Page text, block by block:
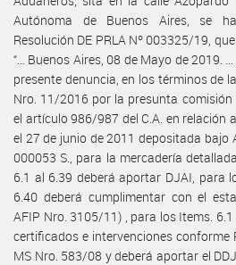
Autónoma de Buenos Aires, se
Resolución DE PRLA Nº 003325/19,
“… Buenos Aires, 08 de Mayo de 2019. …
presente denuncia, en los términos de
Nro. 11/2016 por la presunta
el artículo 986/987 del C.A. en relación
el 27 de junio de 2011 depositada bajo
000053 S., para la mercadería
6.1 al 6.39 deberá aportar DJAI, para
6.40 deberá cumplimentar con el
AFIP Nro. 3105/11) , para los Items.
certificados e intervenciones conforme
MS Nro. 583/08 y deberá aportar el